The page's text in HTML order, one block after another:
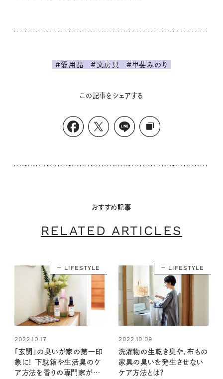
#愛用品 #文房具 #甲斐みのり
この記事をシェアする
おすすめ記事
RELATED ARTICLES
LIFESTYLE
2022.10.17
「玄関」の臭いが家の第一印
象に！ 下駄箱や生活臭のケ
ア方法を香りの専門家が伝
LIFESTYLE
2022.10.09
洗濯物の生乾き臭や、布もの
家具の臭いを発生させない
ケア方法とは？